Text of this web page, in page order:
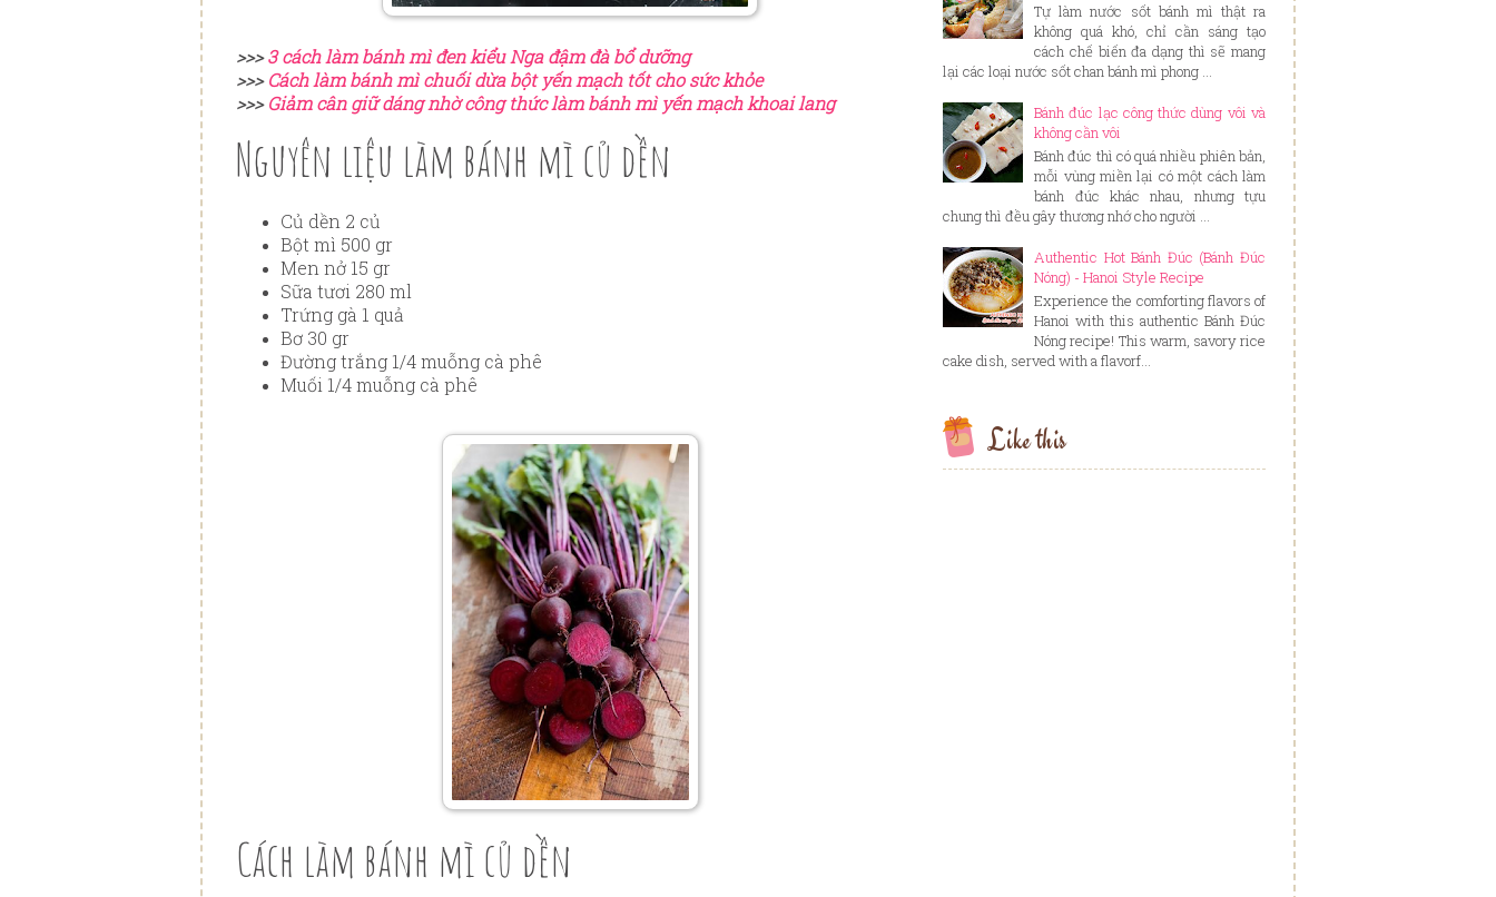
>>>3 cách làm bánh mì đen kiểu Nga đậm đà bổ dưỡng
>>>Cách làm bánh mì chuối dừa bột yến mạch tốt cho sức khỏe
>>>Giảm cân giữ dáng nhờ công thức làm bánh mì yến mạch khoai lang
Nguyên liệu làm bánh mì củ dền
Củ dền 2 củ
Bột mì 500 gr
Men nở 15 gr
Sữa tươi 280 ml
Trứng gà 1 quả
Bơ 30 gr
Đường trắng 1/4 muỗng cà phê
Muối 1/4 muỗng cà phê
Cách làm bánh mì củ dền
Tự làm nước sốt bánh mì thật ra
không quá khó, chỉ cần sáng tạo
cách chế biến đa dạng thì sẽ mang
lại các loại nước sốt chan bánh mì phong ...
Bánh đúc lạc công thức dùng vôi và
không cần vôi
Bánh đúc thì có quá nhiều phiên bản,
mỗi vùng miền lại có một cách làm
bánh đúc khác nhau, nhưng tựu
chung thì đều gây thương nhớ cho người ...
Authentic Hot Bánh Đúc (Bánh Đúc
Nóng) - Hanoi Style Recipe
Experience the comforting flavors of
Hanoi with this authentic Bánh Đúc
Nóng recipe! This warm, savory rice
cake dish, served with a flavorf...
Like this